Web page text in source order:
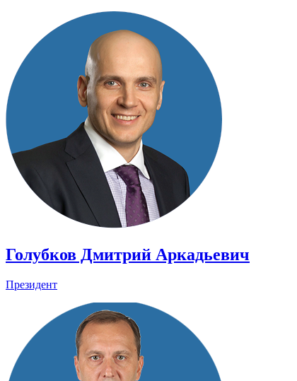
Голубков Дмитрий Аркадьевич
Президент